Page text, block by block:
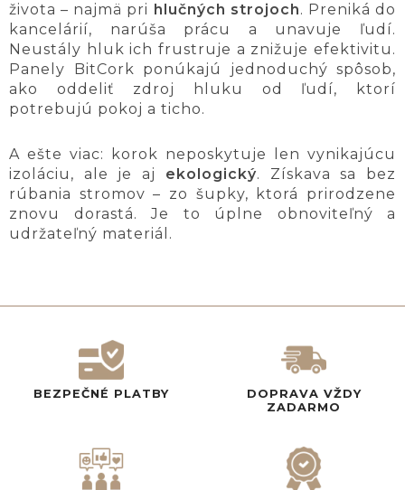
života – najmä pri hlučných strojoch. Preniká do
kancelárií, narúša prácu a unavuje ľudí.
Neustály hluk ich frustruje a znižuje efektivitu.
Panely BitCork ponúkajú jednoduchý spôsob,
ako oddeliť zdroj hluku od ľudí, ktorí
potrebujú pokoj a ticho.
A ešte viac: korok neposkytuje len vynikajúcu
izoláciu, ale je aj ekologický. Získava sa bez
rúbania stromov – zo šupky, ktorá prirodzene
znovu dorastá. Je to úplne obnoviteľný a
udržateľný materiál.
BEZPEČNÉ PLATBY
DOPRAVA VŽDY
ZADARMO